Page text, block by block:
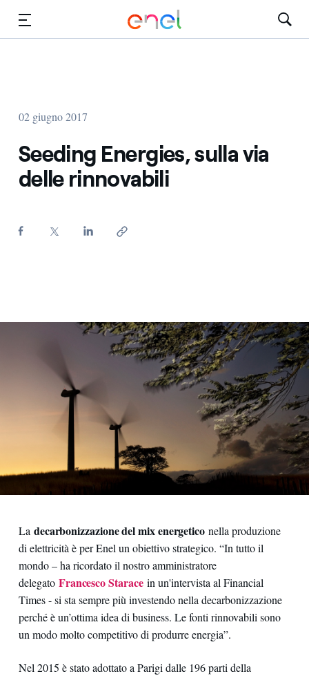
02 giugno 2017
Seeding Energies, sulla via
delle rinnovabili
La decarbonizzazione del mix energetico nella produzione
di elettricità è per Enel un obiettivo strategico. “In tutto il
mondo – ha ricordato il nostro amministratore
delegato Francesco Staracein un'intervista al Financial
Times - si sta sempre più investendo nella decarbonizzazione
perché è un’ottima idea di business. Le fonti rinnovabili sono
un modo molto competitivo di produrre energia”.
Nel 2015 è stato adottato a Parigi dalle 196 parti della